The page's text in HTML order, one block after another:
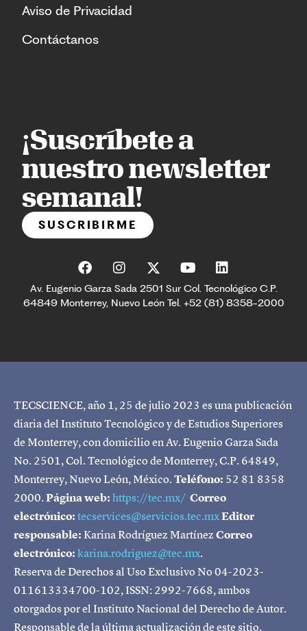
Aviso de Privacidad
Contáctanos
¡Suscríbete a
nuestro newsletter
semanal!
SUSCRIBIRME
Av. Eugenio Garza Sada 2501 Sur Col. Tecnológico C.P.
64849 Monterrey, Nuevo León Tel. +52 (81) 8358-2000
TECSCIENCE, año 1, 25 de julio 2023 es una publicación
diaria del Instituto Tecnológico y de Estudios Superiores
de Monterrey, con domicilio en Av. Eugenio Garza Sada
No. 2501, Col. Tecnológico de Monterrey, C.P. 64849,
Monterrey, Nuevo León, México.Teléfono: 52 81 8358
2000.Página web:https://tec.mx/ Correo
electrónico:tecservices@servicios.tec.mxEditor
responsable:Karina Rodríguez MartínezCorreo
electrónico:karina.rodriguez@tec.mx.
Reserva de Derechos al Uso Exclusivo No 04-2023-
011613334700-102, ISSN: 2992-7668, ambos
otorgados por el Instituto Nacional del Derecho de Autor.
Responsable de la última actualización de este sitio,